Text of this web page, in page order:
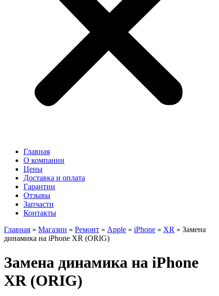
Главная
О компании
Цены
Доставка и оплата
Гарантии
Отзывы
Запчасти
Контакты
Главная » Магазин » Ремонт » Apple » iPhone » XR » Замена
динамика на iPhone XR (ORIG)
Замена динамика на iPhone
XR (ORIG)